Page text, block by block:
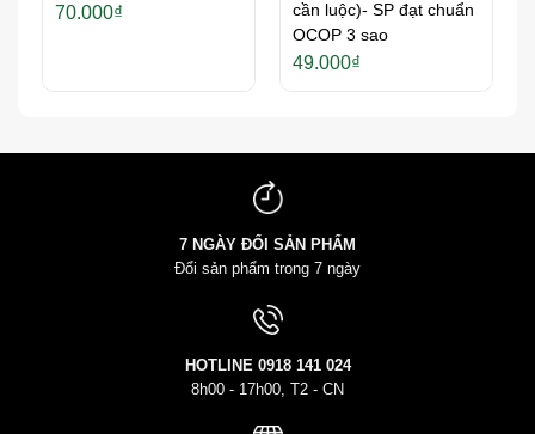
70.000₫
cần luộc)- SP đạt chuẩn
OCOP 3 sao
49.000₫
7 NGÀY ĐỔI SẢN PHẨM
Đổi sản phẩm trong 7 ngày
HOTLINE 0918 141 024
8h00 - 17h00, T2 - CN